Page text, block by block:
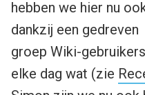
hebben we hier nu
dankzij een gedreven
groep Wiki-
elke dag wat (zie